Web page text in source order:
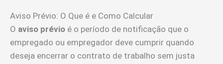
Aviso Prévio: O Que é e Como Calcular
O aviso prévio é o período de notificação que o
empregado ou empregador deve cumprir quando
deseja encerrar o contrato de trabalho sem justa